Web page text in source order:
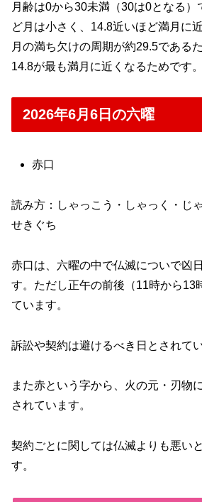
月齢は0から30未満（30は0となる）
ど月は小さく、14.8近いほど満月に
月の満ち欠けの周期が約29.5である
14.8が最も満月に近くなるためです。
2026年6月6日の六曜
赤口
読み方：しゃっこう・しゃっく・じ
せきぐち
赤口は、六曜の中で仏滅についで凶
す。ただし正午の前後（11時から13
ています。
訴訟や契約は避けるべき日とされてい
また赤という字から、火の元・刃物
されています。
契約ごとに関しては仏滅よりも悪い
す。